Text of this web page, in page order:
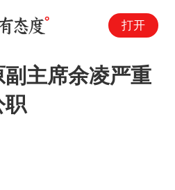
打开
主席余凌严重
职